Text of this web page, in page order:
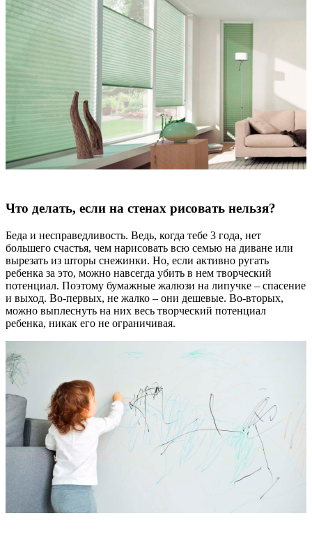
Что делать, если на стенах рисовать нельзя?
Беда и несправедливость. Ведь, когда тебе 3 года, нет
большего счастья, чем нарисовать всю семью на диване или
вырезать из шторы снежинки. Но, если активно ругать
ребенка за это, можно навсегда убить в нем творческий
потенциал. Поэтому бумажные жалюзи на липучке – спасение
и выход. Во-первых, не жалко – они дешевые. Во-вторых,
можно выплеснуть на них весь творческий потенциал
ребенка, никак его не ограничивая.